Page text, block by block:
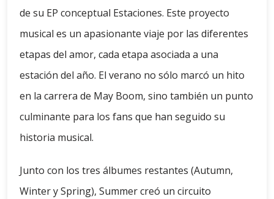
de su EP conceptual Estaciones. Este proyecto
musical es un apasionante viaje por las diferentes
etapas del amor, cada etapa asociada a una
estación del año. El verano no sólo marcó un hito
en la carrera de May Boom, sino también un punto
culminante para los fans que han seguido su
historia musical.
Junto con los tres álbumes restantes (Autumn,
Winter y Spring), Summer creó un circuito